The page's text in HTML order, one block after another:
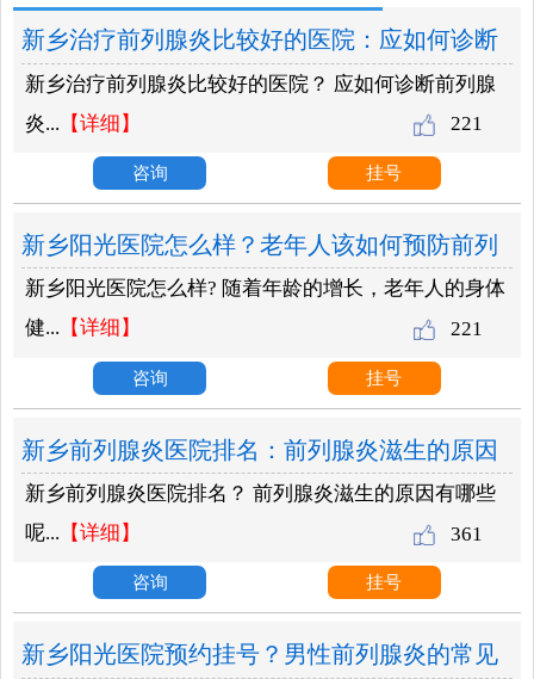
新乡治疗前列腺炎比较好的医院：应如何诊断
前列腺炎增生？
221
新乡治疗前列腺炎比较好的医院？ 应如何诊断前列腺
炎... 【详细】
咨询 挂号
新乡阳光医院怎么样？老年人该如何预防前列
腺炎呢？
221
新乡阳光医院怎么样? 随着年龄的增长，老年人的身体
健... 【详细】
咨询 挂号
新乡前列腺炎医院排名：前列腺炎滋生的原因
有哪些？
361
新乡前列腺炎医院排名？ 前列腺炎滋生的原因有哪些
呢... 【详细】
咨询 挂号
新乡阳光医院预约挂号？男性前列腺炎的常见